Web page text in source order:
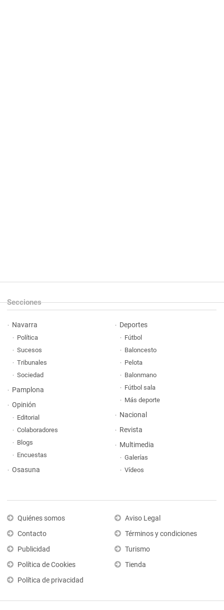
Secciones
Navarra
Política
Sucesos
Tribunales
Sociedad
Pamplona
Opinión
Editorial
Colaboradores
Blogs
Encuestas
Osasuna
Deportes
Fútbol
Baloncesto
Pelota
Balonmano
Fútbol sala
Más deporte
Nacional
Revista
Multimedia
Galerías
Vídeos
Quiénes somos
Contacto
Publicidad
Política de Cookies
Política de privacidad
Aviso Legal
Términos y condiciones
Turismo
Tienda